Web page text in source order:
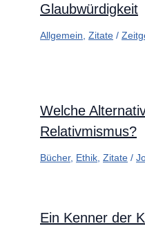
Glaubwürdigkeit
Allgemein Zitate /
Welche
Relativmismus?
Bücher, Ethik Zitate /
Ein Kenner der